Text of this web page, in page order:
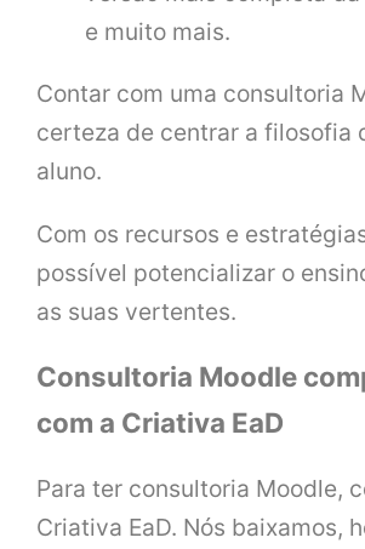
e muito mais.
Contar com uma consultoria
certeza de centrar a filosofia
aluno.
Com os recursos e
possível potencializar o
as suas vertentes.
Consultoria Moodle
com a Criativa EaD
Para ter consultoria Moodle,
Criativa EaD. Nós baixamos,